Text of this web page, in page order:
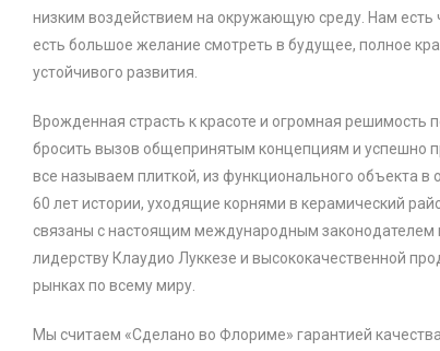
низким воздействием на окружающую среду. Нам есть
есть большое желание смотреть в будущее, полное
устойчивого развития.
Врожденная страсть к красоте и огромная решимость
бросить вызов общепринятым концепциям и успешно
все называем плиткой, из функционального объекта в
60 лет истории, уходящие корнями в керамический
связаны с настоящим международным законодателем
лидерству Клаудио Луккезе и высококачественной
рынках по всему миру.
Мы считаем «Сделано во Флориме» гарантией